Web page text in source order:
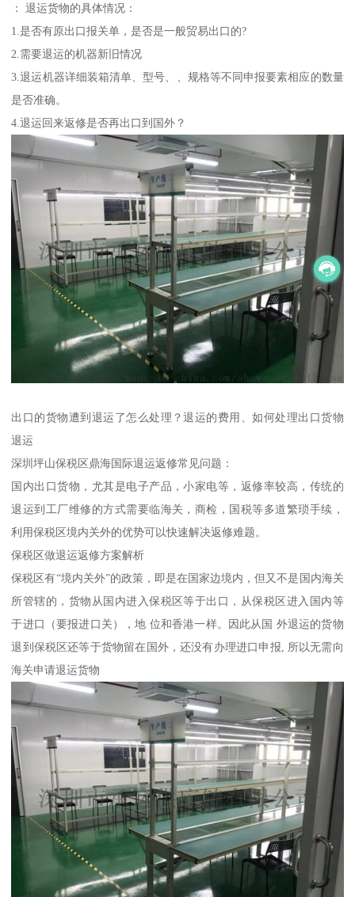
： 退运货物的具体情况：
1.是否有原出口报关单，是否是一般贸易出口的?
2.需要退运的机器新旧情况
3.退运机器详细装箱清单、型号、、规格等不同申报要素相应的数量
是否准确。
4.退运回来返修是否再出口到国外？
出口的货物遭到退运了怎么处理？退运的费用、如何处理出口货物
退运
深圳坪山保税区鼎海国际退运返修常见问题：
国内出口货物，尤其是电子产品，小家电等，返修率较高，传统的
退运到工厂维修的方式需要临海关，商检，国税等多道繁琐手续，
利用保税区境内关外的优势可以快速解决返修难题。
保税区做退运返修方案解析
保税区有“境内关外”的政策，即是在国家边境内，但又不是国内海关
所管辖的，货物从国内进入保税区等于出口，从保税区进入国内等
于进口（要报进口关），地 位和香港一样。因此从国 外退运的货物
退到保税区还等于货物留在国外，还没有办理进口申报, 所以无需向
海关申请退运货物